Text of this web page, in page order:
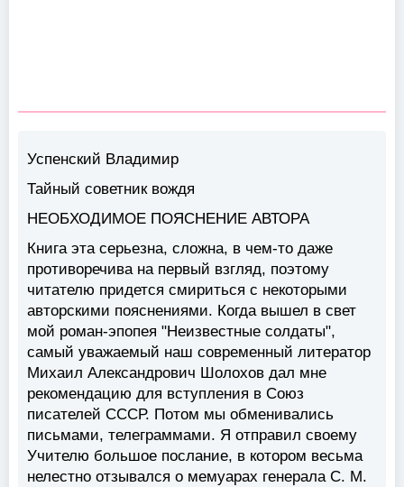
Успенский Владимир
Тайный советник вождя
НЕОБХОДИМОЕ ПОЯСНЕНИЕ АВТОРА
Книга эта серьезна, сложна, в чем-то даже
противоречива на первый взгляд, поэтому
читателю придется смириться с некоторыми
авторскими пояснениями. Когда вышел в свет
мой роман-эпопея "Неизвестные солдаты",
самый уважаемый наш современный литератор
Михаил Александрович Шолохов дал мне
рекомендацию для вступления в Союз
писателей СССР. Потом мы обменивались
письмами, телеграммами. Я отправил своему
Учителю большое послание, в котором весьма
нелестно отзывался о мемуарах генерала С. М.